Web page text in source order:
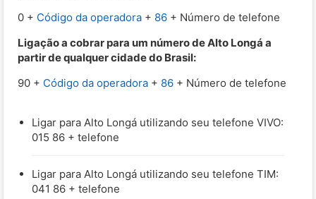
0 + Código da operadora + 86 + Número de telefone
Ligação a cobrar para um número de Alto Longá a
partir de qualquer cidade do Brasil:
90 + Código da operadora + 86 + Número de telefone
Ligar para Alto Longá utilizando seu telefone VIVO:
015 86 + telefone
Ligar para Alto Longá utilizando seu telefone TIM:
041 86 + telefone